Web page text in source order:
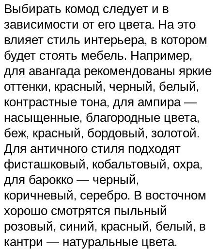
Выбирать комод следует и в
зависимости от его цвета. На это
влияет стиль интерьера, в котором
будет стоять мебель. Например,
для авангада рекомендованы яркие
оттенки, красный, черный, белый,
контрастные тона, для ампира —
насыщенные, благородные цвета,
беж, красный, бордовый, золотой.
Для античного стиля подходят
фисташковый, кобальтовый, охра,
для барокко — черный,
коричневый, серебро. В восточном
хорошо смотрятся пыльный
розовый, синий, красный, белый, в
кантри — натуральные цвета.